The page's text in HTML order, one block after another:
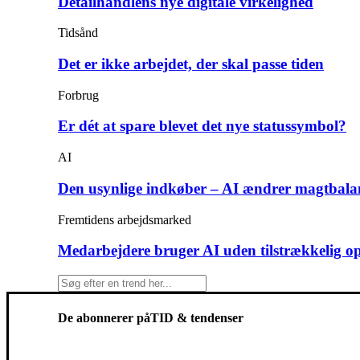
Tidsånd
Det er ikke arbejdet, der skal passe tiden
Forbrug
Er dét at spare blevet det nye statussymbol?
AI
Den usynlige indkøber – AI ændrer
Fremtidens arbejdsmarked
Medarbejdere bruger AI uden tilstrækkelig
De abonnerer påTID & tendenser